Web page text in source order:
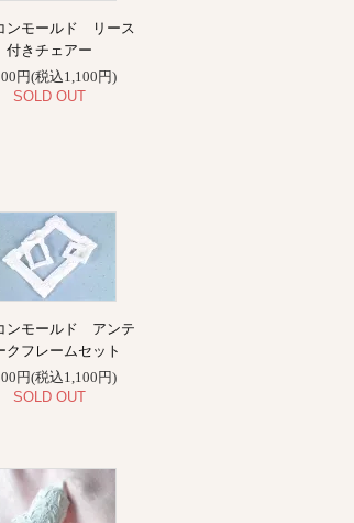
ンモールド リース
付きチェアー
円(税込1,100円)
SOLD OUT
ンモールド アンテ
クフレームセット
円(税込1,100円)
SOLD OUT